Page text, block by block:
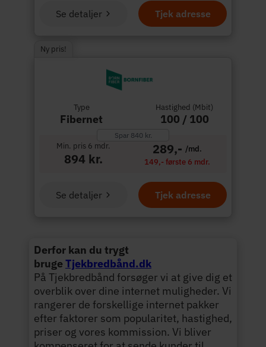
Tjek adresse
Se detaljer
Ny pris!
Type
Fibernet
Hastighed (Mbit)
100 / 100
Spar 840 kr.
Min. pris 6 mdr.
894 kr.
289,- /md.
149,- første 6 mdr.
Tjek adresse
Se detaljer
Derfor kan du trygt
brugeTjekbredbånd.dk
På Tjekbredbånd forsøger vi at give dig et
overblik over dine internet muligheder. Vi
rangerer de forskellige internet pakker
efter faktorer som popularitet, hastighed,
priser og vores kommission. Vi bliver